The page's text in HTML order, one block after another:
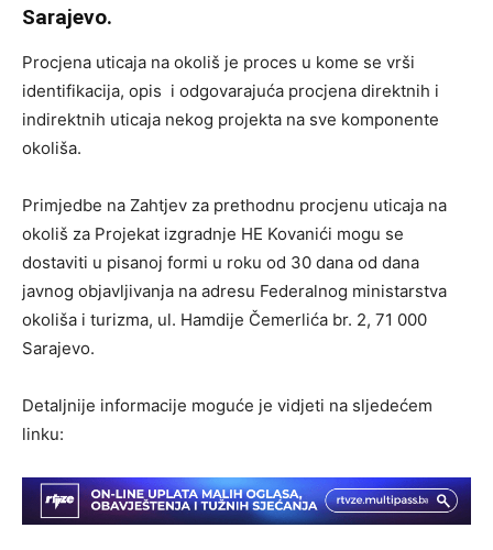
Sarajevo.
Procjena uticaja na okoliš je proces u kome se vrši
identifikacija, opis i odgovarajuća procjena direktnih i
indirektnih uticaja nekog projekta na sve komponente
okoliša.
Primjedbe na Zahtjev za prethodnu procjenu uticaja na
okoliš za Projekat izgradnje HE Kovanići mogu se
dostaviti u pisanoj formi u roku od 30 dana od dana
javnog objavljivanja na adresu Federalnog ministarstva
okoliša i turizma, ul. Hamdije Čemerlića br. 2, 71 000
Sarajevo.
Detaljnije informacije moguće je vidjeti na sljedećem
linku: